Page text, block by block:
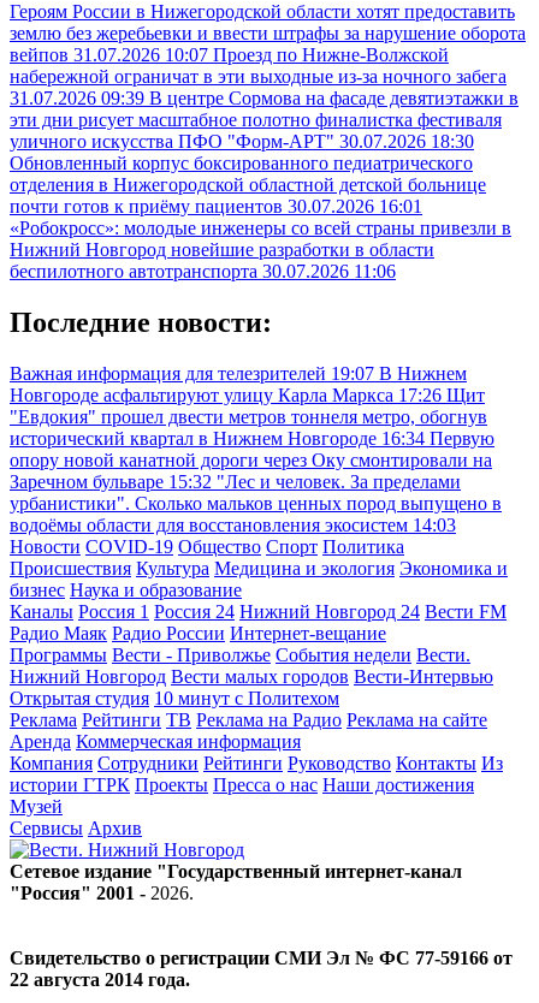
Героям России в Нижегородской области хотят предоставить
землю без жеребьевки и ввести штрафы за нарушение оборота
вейпов 31.07.2026 10:07 Проезд по Нижне-Волжской
набережной ограничат в эти выходные из-за ночного забега
31.07.2026 09:39 В центре Сормова на фасаде девятиэтажки в
эти дни рисует масштабное полотно финалистка фестиваля
уличного искусства ПФО "Форм-АРТ" 30.07.2026 18:30
Обновленный корпус боксированного педиатрического
отделения в Нижегородской областной детской больнице
почти готов к приёму пациентов 30.07.2026 16:01
«Робокросс»: молодые инженеры со всей страны привезли в
Нижний Новгород новейшие разработки в области
беспилотного автотранспорта 30.07.2026 11:06
Последние новости:
Важная информация для телезрителей 19:07 В Нижнем
Новгороде асфальтируют улицу Карла Маркса 17:26 Щит
"Евдокия" прошел двести метров тоннеля метро, обогнув
исторический квартал в Нижнем Новгороде 16:34 Первую
опору новой канатной дороги через Оку смонтировали на
Заречном бульваре 15:32 "Лес и человек. За пределами
урбанистики". Сколько мальков ценных пород выпущено в
водоёмы области для восстановления экосистем 14:03
Новости COVID-19 Общество Спорт Политика
Происшествия Культура Медицина и экология Экономика и
бизнес Наука и образование
Каналы Россия 1 Россия 24 Нижний Новгород 24 Вести FM
Радио Маяк Радио России Интернет-вещание
Программы Вести - Приволжье События недели Вести.
Нижний Новгород Вести малых городов Вести-Интервью
Открытая студия 10 минут с Политехом
Реклама Рейтинги ТВ Реклама на Радио Реклама на сайте
Аренда Коммерческая информация
Компания Сотрудники Рейтинги Руководство Контакты Из
истории ГТРК Проекты Пресса о нас Наши достижения
Музей
Сервисы Архив
Сетевое издание "Государственный интернет-канал
"Россия" 2001 - 2026.
Свидетельство о регистрации СМИ Эл № ФС 77-59166 от
22 августа 2014 года.